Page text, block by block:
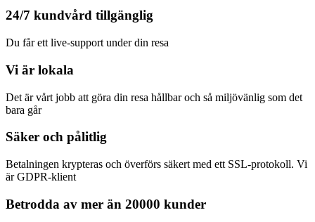
24/7 kundvård tillgänglig
Du får ett live-support under din resa
Vi är lokala
Det är vårt jobb att göra din resa hållbar och så miljövänlig som det
bara går
Säker och pålitlig
Betalningen krypteras och överförs säkert med ett SSL-protokoll. Vi
är GDPR-klient
Betrodda av mer än 20000 kunder